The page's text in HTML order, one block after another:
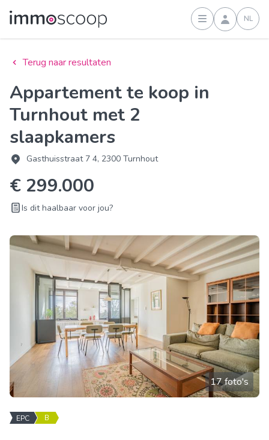
Inloggen
NL
Terug naar resultaten
Appartement te koop in
Turnhout met 2
slaapkamers
Gasthuisstraat 7 4, 2300 Turnhout
€ 299.000
Is dit haalbaar voor jou?
17 foto's
EPC B